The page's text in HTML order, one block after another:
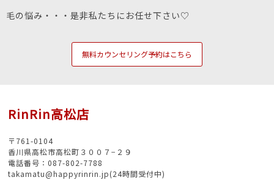
毛の悩み・・・是非私たちにお任せ下さい♡
無料カウンセリング予約はこちら
RinRin高松店
〒761-0104
香川県高松市高松町３００７−２９
電話番号：087-802-7788
takamatu@happyrinrin.jp(24時間受付中)